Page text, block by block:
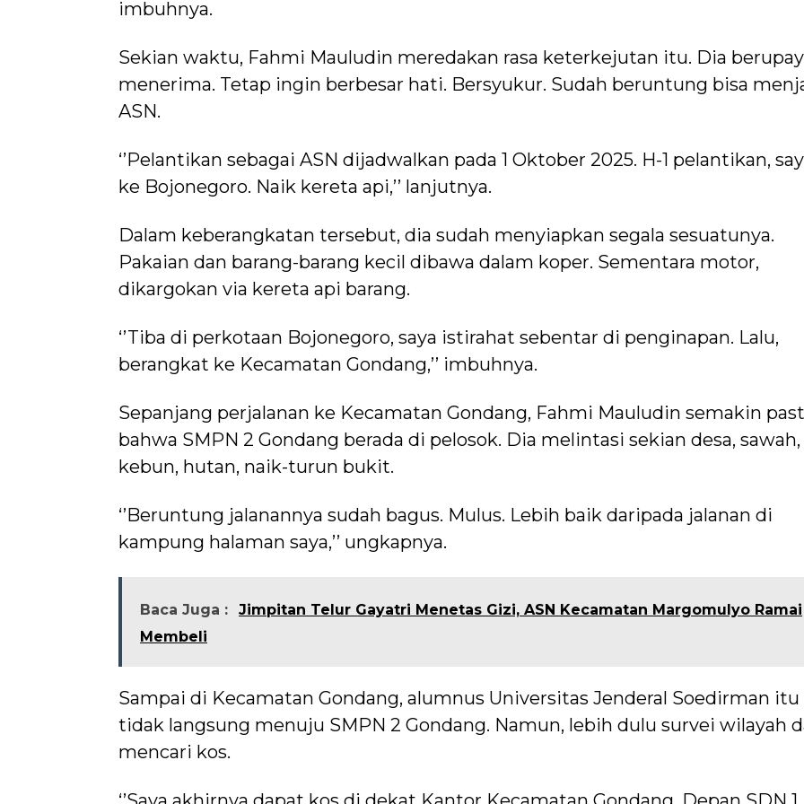
imbuhnya.
Sekian waktu, Fahmi Mauludin meredakan rasa keterkejutan itu. Dia
menerima. Tetap ingin berbesar hati. Bersyukur. Sudah beruntung bisa
ASN.
‘’Pelantikan sebagai ASN dijadwalkan pada 1 Oktober 2025. H-1 pelantikan,
ke Bojonegoro. Naik kereta api,’’ lanjutnya.
Dalam keberangkatan tersebut, dia sudah menyiapkan segala sesuatunya.
Pakaian dan barang-barang kecil dibawa dalam koper. Sementara motor,
dikargokan via kereta api barang.
‘’Tiba di perkotaan Bojonegoro, saya istirahat sebentar di penginapan. Lalu,
berangkat ke Kecamatan Gondang,’’ imbuhnya.
Sepanjang perjalanan ke Kecamatan Gondang, Fahmi Mauludin semakin
bahwa SMPN 2 Gondang berada di pelosok. Dia melintasi sekian desa, sawah,
kebun, hutan, naik-turun bukit.
‘’Beruntung jalanannya sudah bagus. Mulus. Lebih baik daripada jalanan di
kampung halaman saya,’’ ungkapnya.
Baca Juga :
Jimpitan Telur Gayatri Menetas Gizi, ASN Kecamatan Margomulyo Ramai
Membeli
Sampai di Kecamatan Gondang, alumnus Universitas Jenderal Soedirman itu
tidak langsung menuju SMPN 2 Gondang. Namun, lebih dulu survei wilayah
mencari kos.